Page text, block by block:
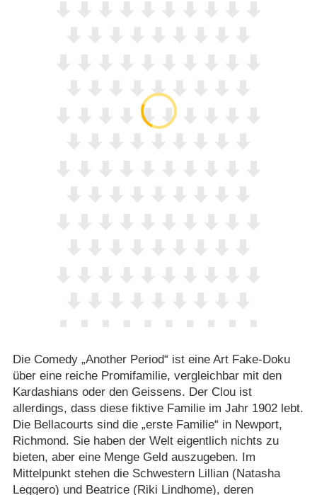
Die Comedy „Another Period“ ist eine Art Fake-Doku
über eine reiche Promifamilie, vergleichbar mit den
Kardashians oder den Geissens. Der Clou ist
allerdings, dass diese fiktive Familie im Jahr 1902 lebt.
Die Bellacourts sind die „erste Familie“ in Newport,
Richmond. Sie haben der Welt eigentlich nichts zu
bieten, aber eine Menge Geld auszugeben. Im
Mittelpunkt stehen die Schwestern Lillian (Natasha
Leggero) und Beatrice (Riki Lindhome), deren